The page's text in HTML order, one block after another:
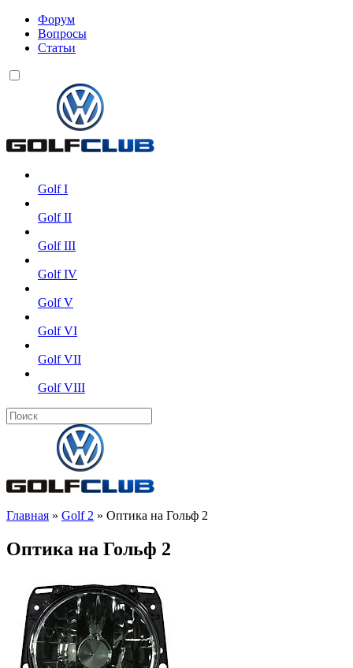
Форум
Вопросы
Статьи
Golf I
Golf II
Golf III
Golf IV
Golf V
Golf VI
Golf VII
Golf VIII
Главная » Golf 2 » Оптика на Гольф 2
Оптика на Гольф 2